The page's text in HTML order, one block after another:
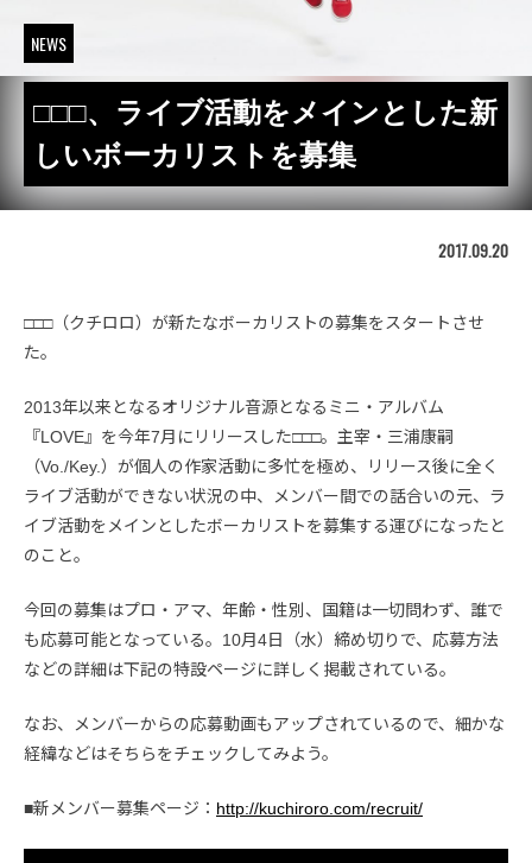
NEWS
□□□、ライブ活動をメインとした新
しいボーカリストを募集
2017.09.20
□□□（クチロロ）が新たなボーカリストの募集をスタートさせ
た。
2013年以来となるオリジナル音源となるミニ・アルバム
『LOVE』を今年7月にリリースした□□□。主宰・三浦康嗣
（Vo./Key.）が個人の作家活動に多忙を極め、リリース後に全く
ライブ活動ができない状況の中、メンバー間での話合いの元、ラ
イブ活動をメインとしたボーカリストを募集する運びになったと
のこと。
今回の募集はプロ・アマ、年齢・性別、国籍は一切問わず、誰で
も応募可能となっている。10月4日（水）締め切りで、応募方法
などの詳細は下記の特設ページに詳しく掲載されている。
なお、メンバーからの応募動画もアップされているので、細かな
経緯などはそちらをチェックしてみよう。
■新メンバー募集ページ： http://kuchiroro.com/recruit/